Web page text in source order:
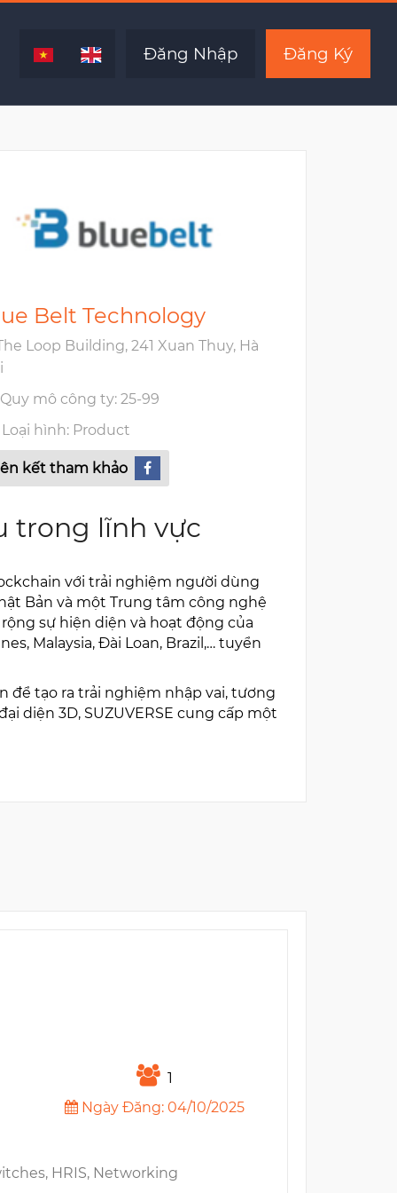
Đăng Nhập Đăng Ký
Belt Technology
Loop Building, 241 Xuan Thuy, Hà
Quy mô công ty: 25-99
Loại hình: Product
kết tham khảo
trong lĩnh vực
với trải nghiệm người dùng
Bản và một Trung tâm công nghệ
sự hiện diện và hoạt động của
Malaysia, Đài Loan, Brazil,… tuyển
để tạo ra trải nghiệm nhập vai, tương
diện 3D, SUZUVERSE cung cấp một
1
Ngày Đăng: 04/10/2025
HRIS, Networking